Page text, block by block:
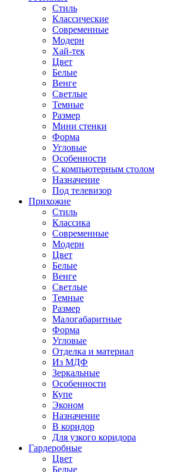
Стиль
Классические
Современные
Модерн
Хай-тек
Цвет
Белые
Венге
Светлые
Темные
Размер
Мини стенки
Форма
Угловые
Особенности
С компьютерным столом
Назначение
Под телевизор
Прихожие
Стиль
Классика
Современные
Модерн
Цвет
Белые
Венге
Светлые
Темные
Размер
Малогабаритные
Форма
Угловые
Отделка и материал
Из МДФ
Зеркальные
Особенности
Купе
Эконом
Назначение
В коридор
Для узкого коридора
Гардеробные
Цвет
Белые